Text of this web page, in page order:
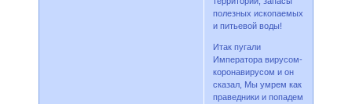
полезных ископаемых
и питьевой воды!
Итак пугали
Императора вирусом-
коронавирусом и он
сказал, Мы умрем как
праведники и попадем